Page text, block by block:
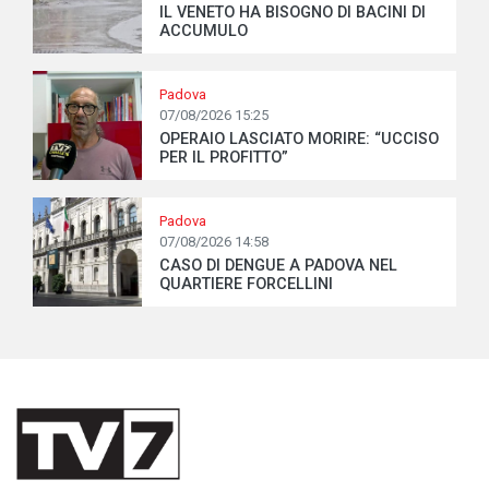
IL VENETO HA BISOGNO DI BACINI DI
ACCUMULO
Padova
07/08/2026 15:25
OPERAIO LASCIATO MORIRE: “UCCISO
PER IL PROFITTO”
Padova
07/08/2026 14:58
CASO DI DENGUE A PADOVA NEL
QUARTIERE FORCELLINI